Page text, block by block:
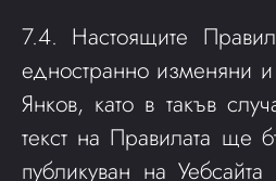
7.4. Настоящите
едностранно изменяни
Янков, като в такъв
текст на Правилата ще
публикуван на